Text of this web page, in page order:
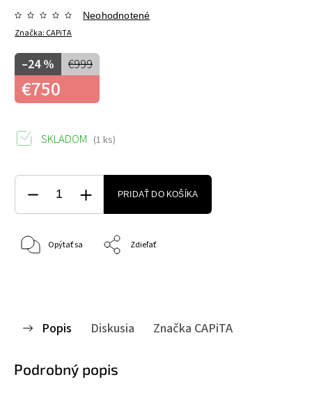
Značka: CAPiTA
Neohodnotené
€999
–24 %
€750
SKLADOM (1 ks)
PRIDAŤ DO KOŠÍKA
Opýtať sa Zdieľať
Popis Diskusia Značka CAPiTA
Podrobný popis